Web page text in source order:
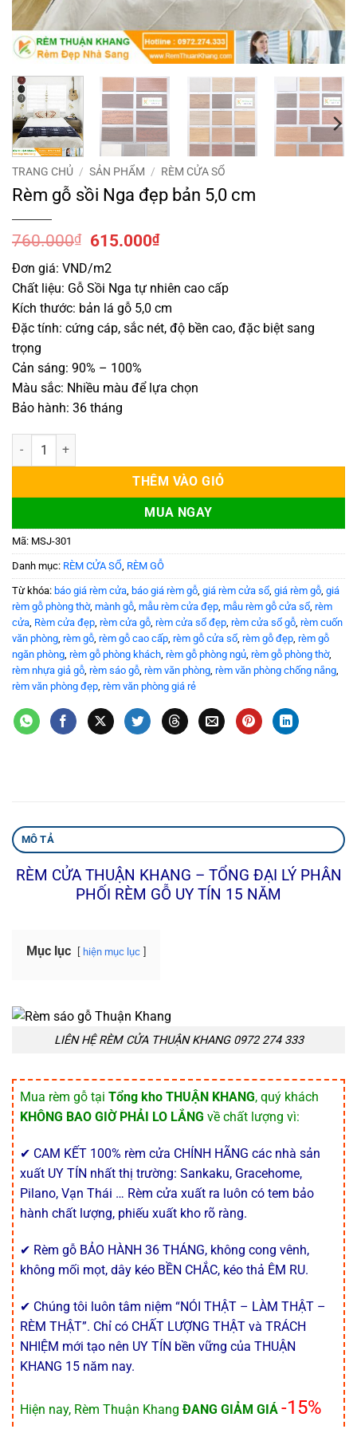
TRANG CHỦ / SẢN PHẨM / RÈM CỬA SỔ
Rèm gỗ sồi Nga đẹp bản 5,0 cm
760.000₫
Giá
là:
760.000₫.
615.000₫Giá
là:
615.000₫.
Đơn giá: VND/m2
Chất liệu: Gỗ Sồi Nga tự nhiên cao cấp
Kích thước: bản lá gỗ 5,0 cm
Đặc tính: cứng cáp, sắc nét, độ bền cao, đặc biệt sang
trọng
Cản sáng: 90% – 100%
Màu sắc: Nhiều màu để lựa chọn
Bảo hành: 36 tháng
Rèm gỗ sồi Nga đẹp bản 5,0 cm số lượng
THÊM VÀO GIỎ
MUA NGAY
Mã: MSJ-301
Danh mục: RÈM CỬA SỔ RÈM GỖ
Từ khóa: báo giá rèm cửa báo giá rèm gỗ giá rèm cửa sổ giá rèm gỗ giá
rèm gỗ phòng thờ, mành gỗ mẫu rèm cửa đẹp mẫu rèm gỗ cửa sổ rèm
cửa Rèm cửa đẹp rèm cửa gỗ rèm cửa sổ đẹp rèm cửa sổ gỗ rèm cuốn
văn phòng rèm gỗ rèm gỗ cao cấp rèm gỗ cửa sổ rèm gỗ đẹp rèm gỗ
ngăn phòng rèm gỗ phòng khách rèm gỗ phòng ngủ rèm gỗ phòng thờ,
rèm nhựa giả gỗ rèm sáo gỗ rèm văn phòng rèm văn phòng chống nắng
rèm văn phòng đẹp rèm văn phòng giá rẻ
MÔ TẢ
RÈM CỬA THUẬN KHANG – TỔNG ĐẠI LÝ PHÂN
PHỐI RÈM GỖ UY TÍN 15 NĂM
Mục lục hiện mục lục
LIÊN HỆ RÈM CỬA THUẬN KHANG 0972 274 333
Mua rèm gỗ tại Tổng kho THUẬN KHANG, quý khách
KHÔNG BAO GIỜ PHẢI LO LẮNG về chất lượng vì:
✔ CAM KẾT 100% rèm cửa CHÍNH HÃNG các nhà sản
xuất UY TÍN nhất thị trường: Sankaku, Gracehome,
Pilano, Vạn Thái … Rèm cửa xuất ra luôn có tem bảo
hành chất lượng, phiếu xuất kho rõ ràng.
✔ Rèm gỗ BẢO HÀNH 36 THÁNG, không cong vênh,
không mối mọt, dây kéo BỀN CHẮC, kéo thả ÊM RU.
✔ Chúng tôi luôn tâm niệm “NÓI THẬT – LÀM THẬT –
RÈM THẬT”. Chỉ có CHẤT LƯỢNG THẬT và TRÁCH
NHIỆM mới tạo nên UY TÍN bền vững của THUẬN
KHANG 15 năm nay.
Hiện nay, Rèm Thuận Khang ĐANG GIẢM GIÁ -15%